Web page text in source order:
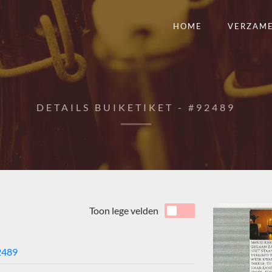
HOME
DETAILS BUIKETIKET - #92489
Toon lege velden